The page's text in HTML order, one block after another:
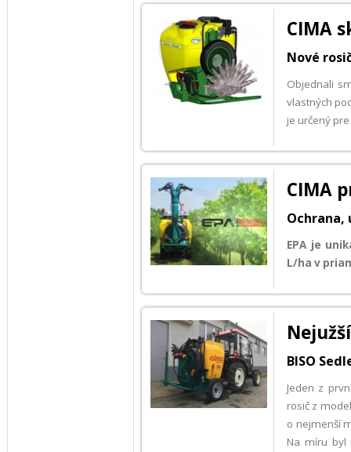
CIMA
Nové
Objednali
vlastných
je určený
CIMA
Ochrana,
EPA je
L/ha v
BISO
Jeden z
rosič z
o nejmenší
Na míru byl